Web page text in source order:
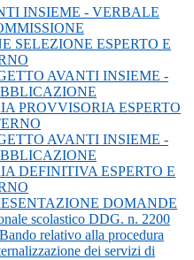
INSIEME - VERBALE
SELEZIONE ESPERTO E
AVANTI INSIEME -
PROVVISORIA ESPERTO
AVANTI INSIEME -
DEFINITIVA ESPERTO E
DOMANDE
scolastico DDG. n. 2200
relativo alla procedura
dei servizi di